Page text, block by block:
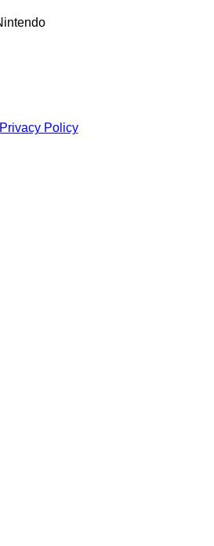
Privacy Policy